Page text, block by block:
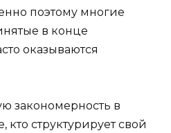
поэтому многие
в конце
оказываются
закономерность в
кто структурирует свой